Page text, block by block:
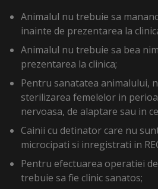
Animalul nu trebuie sa
inainte de prezentarea la
Animalul nu trebuie sa bea
prezentarea la clinica;
Pentru sanatatea animalului,
sterilizarea femelelor in
nervoasa, de alaptare sau in
Cainii cu detinator care nu
microcipati si inregistrati in
Pentru efectuarea operatiei
trebuie sa fie clinic sanatos;